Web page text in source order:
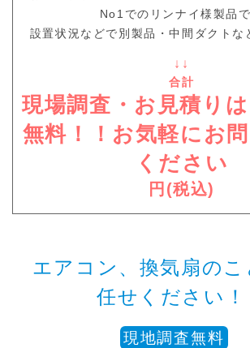
No1でのリンナイ様製品
設置状況などで別製品・中間ダクトな
↓↓
合計
現場調査・お見積り
無料！！お気軽にお
ください
円(税込)
エアコン、換気扇のこ
任せください！
現地調査無料